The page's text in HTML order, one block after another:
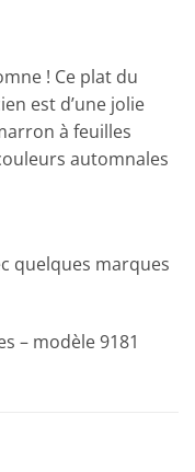
! Ce plat du
est d’une jolie
à feuilles
automnales
quelques marques
– modèle 9181